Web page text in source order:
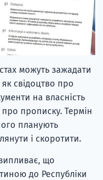
можуть зажадати
як свідоцтво про
на власність
про прописку. Термін
планують
і скоротити.
що
до Республіки